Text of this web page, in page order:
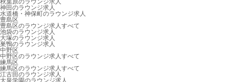
秋葉原のラウンジ求人
神田のラウンジ求人
水道橋・神保町のラウンジ求人
豊島区
豊島区のラウンジ求人すべて
池袋のラウンジ求人
大塚のラウンジ求人
巣鴨のラウンジ求人
中野区
中野区のラウンジ求人すべて
練馬区
練馬区のラウンジ求人すべて
江古田のラウンジ求人
大泉学園のラウンジ求人